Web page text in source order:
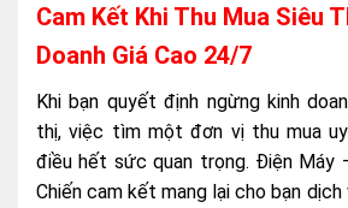
Cam Kết Khi Thu Mua Siêu
Doanh Giá Cao 24/7
Khi bạn quyết định ngừng kinh
thị, việc tìm một đơn vị thu mua
điều hết sức quan trọng. Điện Máy
Chiến cam kết mang lại cho bạn